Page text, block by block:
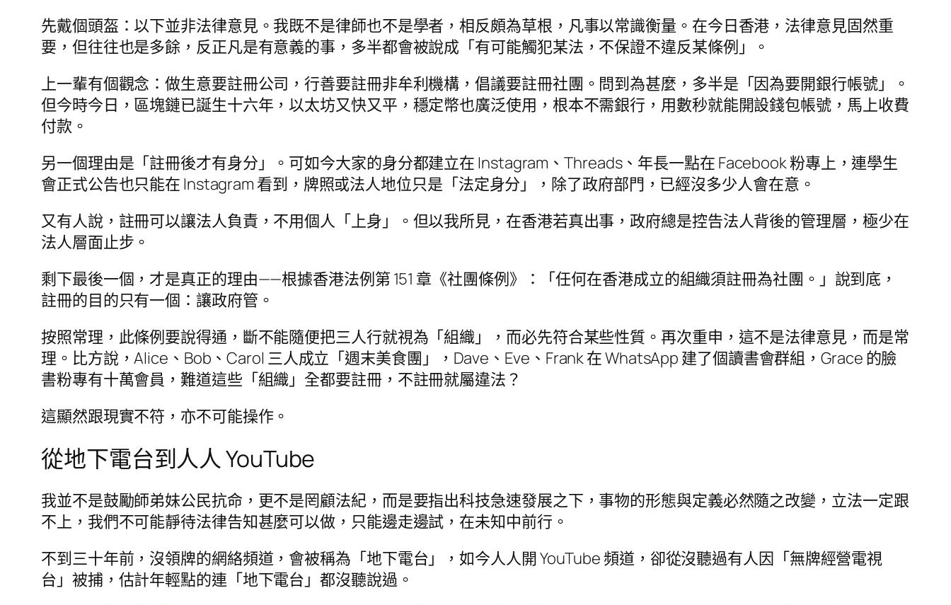
先戴個頭盔：以下並非法律意見。我既不是律師也不是學者，相反頗為草根，凡事以常識衡量。在今日香港，法律意見固然重
要，但往往也是多餘，反正凡是有意義的事，多半都會被說成「有可能觸犯某法，不保證不違反某條例」。
上一輩有個觀念：做生意要註冊公司，行善要註冊非牟利機構，倡議要註冊社團。問到為甚麼，多半是「因為要開銀行帳號」。
但今時今日，區塊鏈已誕生十六年，以太坊又快又平，穩定幣也廣泛使用，根本不需銀行，用數秒就能開設錢包帳號，馬上收費
付款。
另一個理由是「註冊後才有身分」。可如今大家的身分都建立在 Instagram、Threads、年長一點在 Facebook 粉專上，連學生
會正式公告也只能在 Instagram 看到，牌照或法人地位只是「法定身分」，除了政府部門，已經沒多少人會在意。
又有人說，註冊可以讓法人負責，不用個人「上身」。但以我所見，在香港若真出事，政府總是控告法人背後的管理層，極少在
法人層面止步。
剩下最後一個，才是真正的理由——根據香港法例第 151 章《社團條例》：「任何在香港成立的組織須註冊為社團。」說到底，
註冊的目的只有一個：讓政府管。
按照常理，此條例要說得通，斷不能隨便把三人行就視為「組織」，而必先符合某些性質。再次重申，這不是法律意見，而是常
理。比方說，Alice、Bob、Carol 三人成立「週末美食團」，Dave、Eve、Frank 在 WhatsApp 建了個讀書會群組，Grace 的臉
書粉專有十萬會員，難道這些「組織」全都要註冊，不註冊就屬違法？
這顯然跟現實不符，亦不可能操作。
從地下電台到人人 YouTube
我並不是鼓勵師弟妹公民抗命，更不是罔顧法紀，而是要指出科技急速發展之下，事物的形態與定義必然隨之改變，立法一定跟
不上，我們不可能靜待法律告知甚麼可以做，只能邊走邊試，在未知中前行。
不到三十年前，沒領牌的網絡頻道，會被稱為「地下電台」，如今人人開 YouTube 頻道，卻從沒聽過有人因「無牌經營電視
台」被捕，估計年輕點的連「地下電台」都沒聽說過。